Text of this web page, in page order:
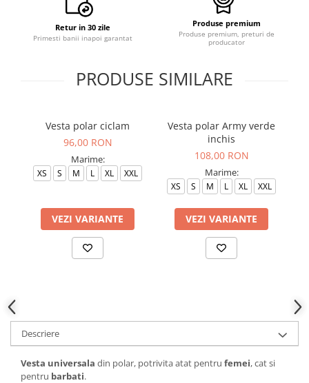
Retur in 30 zile
Primesti banii inapoi garantat
Produse premium
Produse premium, preturi de
producator
PRODUSE SIMILARE
Vesta polar ciclam
96,00 RON
Marime:
XS S M L XL XXL
VEZI VARIANTE
Vesta polar Army verde
inchis
108,00 RON
Marime:
XS S M L XL XXL
VEZI VARIANTE
Descriere
Vesta universala din polar, potrivita atat pentru femei, cat si
pentru barbati.